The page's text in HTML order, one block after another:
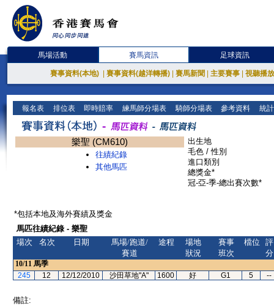
馬場活動 賽馬資訊 足球資訊
賽事資料(本地) 賽事資料(越洋轉播) 賽馬新聞 主要賽事 視聽播
報名表 排位表 即時賠率 練馬師分場表 騎師分場表 參考資料 統
樂聖 (CM610)
往績紀錄
其他馬匹
出生地
毛色 / 性別
進口類別
總獎金*
冠-亞-季-總出賽次數*
*包括本地及海外賽績及獎金
馬匹往績紀錄 - 樂聖
場次
名次 日期
馬場/跑道/
賽道
途程
場地
狀況
賽事
班次
檔位
評
分
10/11 馬季
245
12 12/12/2010 沙田草地"A" 1600 好 G1 5 --
備註: